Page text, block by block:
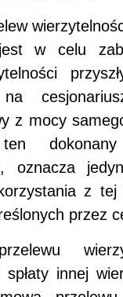
w celu
z mocy
oznacza
z tej
przez
spłaty innej